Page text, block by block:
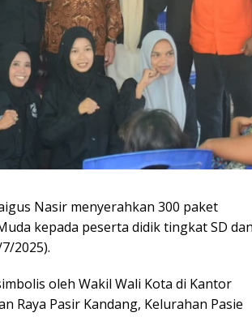
Nasir menyerahkan 300 paket
kepada peserta didik tingkat SD dan
2025).
oleh Wakil Wali Kota di Kantor
Raya Pasir Kandang, Kelurahan Pasie